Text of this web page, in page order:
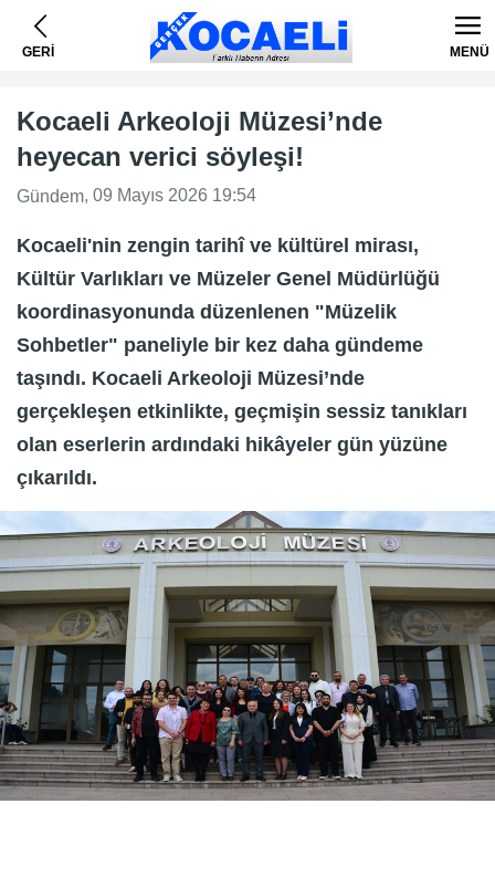
GERİ MENÜ
Kocaeli Arkeoloji Müzesi’nde
heyecan verici söyleşi!
Gündem, 09 Mayıs 2026 19:54
Kocaeli'nin zengin tarihî ve kültürel mirası,
Kültür Varlıkları ve Müzeler Genel Müdürlüğü
koordinasyonunda düzenlenen "Müzelik
Sohbetler" paneliyle bir kez daha gündeme
taşındı. Kocaeli Arkeoloji Müzesi’nde
gerçekleşen etkinlikte, geçmişin sessiz tanıkları
olan eserlerin ardındaki hikâyeler gün yüzüne
çıkarıldı.